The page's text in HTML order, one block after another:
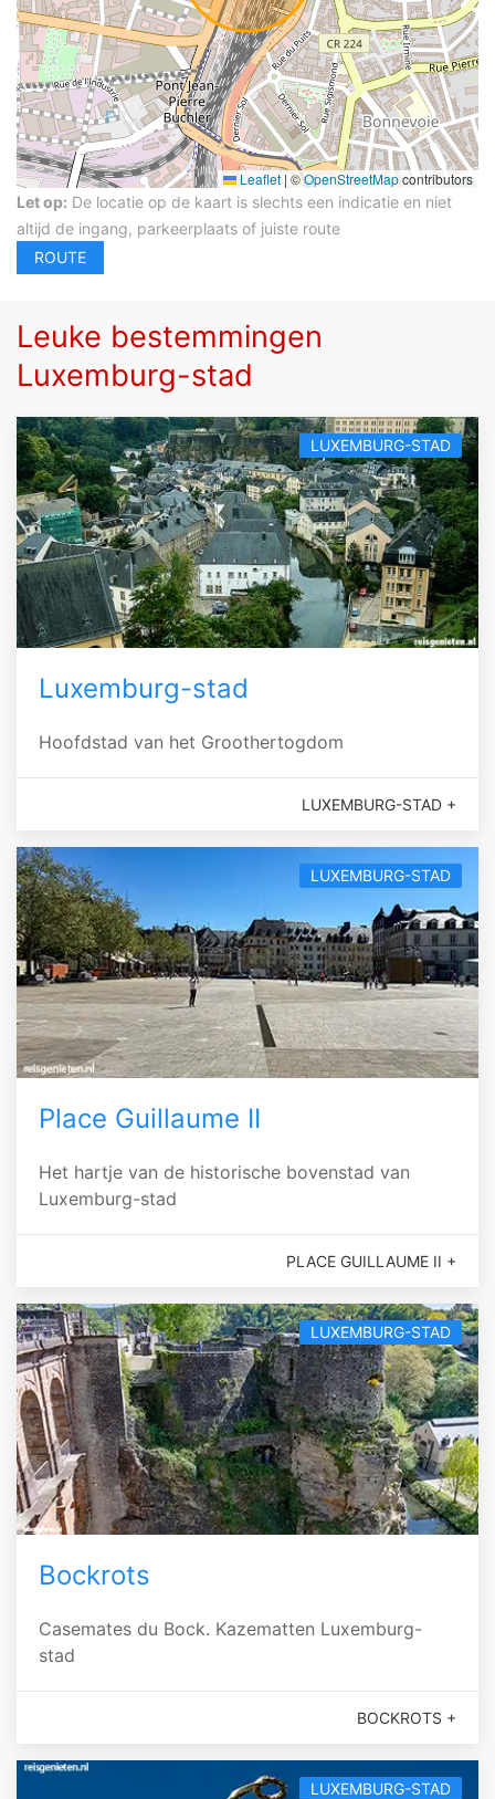
Leaflet |©OpenStreetMapcontributors
Let op: De locatie op de kaart is slechts een indicatie en niet
altijd de ingang, parkeerplaats of juiste route
Leuke bestemmingen
Luxemburg-stad
LUXEMBURG-STAD
Luxemburg-stad
Hoofdstad van het Groothertogdom
LUXEMBURG-STAD +
LUXEMBURG-STAD
Place Guillaume II
Het hartje van de historische bovenstad van
Luxemburg-stad
PLACE GUILLAUME II +
LUXEMBURG-STAD
Bockrots
Casemates du Bock. Kazematten Luxemburg-
stad
BOCKROTS +
LUXEMBURG-STAD